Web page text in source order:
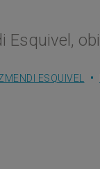
Esquivel,
ESQUIVEL